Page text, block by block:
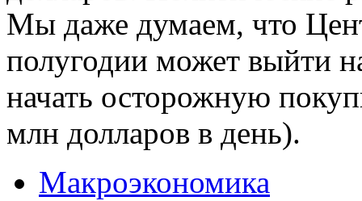
Мы даже думаем, что
полугодии может выйти
начать осторожную
млн долларов в день).
Макроэкономика